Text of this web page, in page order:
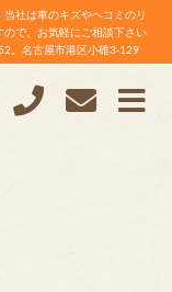
社は車のキズやヘコミのリ
で、お気軽にご相談下さい
。名古屋市港区小碓3-129